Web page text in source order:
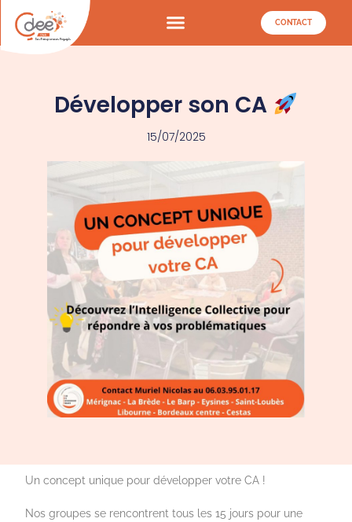
CONTACT
Développer son CA
15/07/2025
Un concept unique pour développer votre CA !
Nos groupes se rencontrent tous les 15 jours pour une